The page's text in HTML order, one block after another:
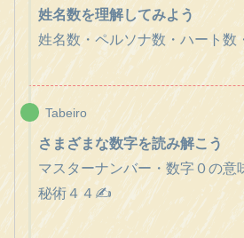
姓名数を理解してみよう
姓名数・ペルソナ数・ハート
Tabeiro
さまざまな数字を読み解こう
マスターナンバー・数字０の意
秘術４４✍️